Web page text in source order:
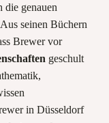
die genauen
seinen Büchern
Brewer vor
geschult
in Düsseldorf